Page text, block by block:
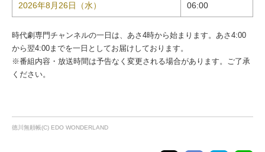
2026年8月26日（水） 06:00
時代劇専門チャンネルの一日は、あさ4時から始まります。あさ4:00
から翌4:00までを一日としてお届けしております。
※番組内容・放送時間は予告なく変更される場合があります。ご了承
ください。
徳川無頼帳(C) EDO WONDERLAND